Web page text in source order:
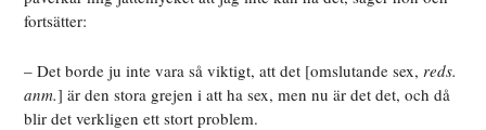
fortsätter:
– Det borde ju inte vara så viktigt, att det [omslutande sex, reds.
anm.] är den stora grejen i att ha sex, men nu är det det, och då
blir det verkligen ett stort problem.